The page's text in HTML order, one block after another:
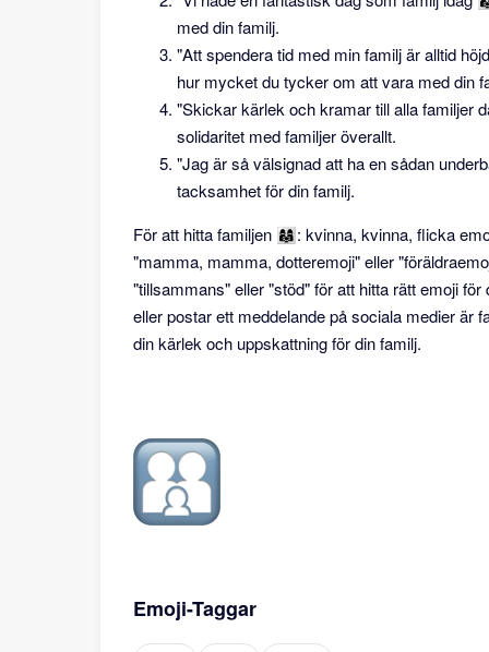
med din familj.
"Att spendera tid med min familj är alltid
hur mycket du tycker om att vara med din
"Skickar kärlek och kramar till alla familjer
solidaritet med familjer överallt.
"Jag är så välsignad att ha en sådan
tacksamhet för din familj.
För att hitta familjen 👩‍👩‍👧: kvinna, kvinna, flicka
"mamma, mamma, dotteremoji" eller
"tillsammans" eller "stöd" för att hitta rätt emoji
eller postar ett meddelande på sociala medier är
din kärlek och uppskattning för din familj.
Emoji-Taggar